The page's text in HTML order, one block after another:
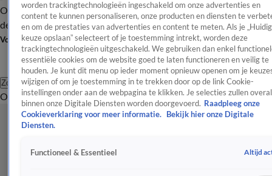
OverzichtAfleveringen Entertainment TV Algemeen
Tip
de redactieNieuwsbrief
Volg Shownieuws
Zoeken
OverzichtEntertainmentSpraakmakendRealityCrimeVideo's
worden trackingtechnologieën ingeschakeld om onze advertenties en
content te kunnen personaliseren, onze producten en diensten te
en om de prestaties van advertenties en content te meten. Als je
keuze opslaan” selecteert of je toestemming intrekt, worden deze
trackingtechnologieën uitgeschakeld. We gebruiken dan enkel
essentiële cookies om de website goed te laten functioneren en veilig te
houden. Je kunt dit menu op ieder moment opnieuw openen om je
wijzigen of om je toestemming in te trekken door op de link Cookie-
instellingen onder aan de webpagina te klikken. Je selecties zullen overal
binnen onze Digitale Diensten worden doorgevoerd. Raadpleeg onze
Cookieverklaring voor meer informatie.
Bekijk hier onze Digitale
Diensten.
Functioneel & Essentieel Altijd